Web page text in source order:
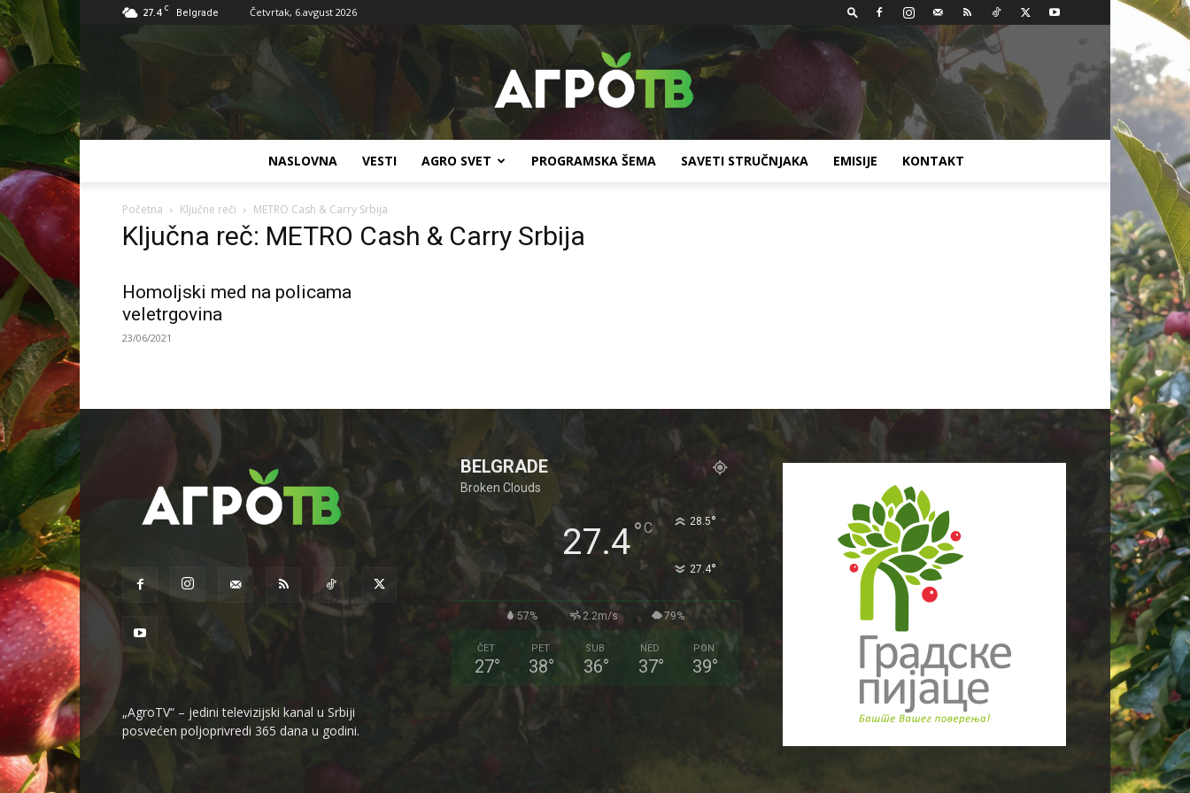
27.4 C Belgrade Četvrtak, 6.avgust 2026
NASLOVNA VESTI AGRO SVET PROGRAMSKA ŠEMA SAVETI STRUČNJAKA EMISIJE KONTAKT
Početna Ključne reči METRO Cash & Carry Srbija
Ključna reč: METRO Cash & Carry Srbija
Homoljski med na policama
veletrgovina
23/06/2021
„AgroTV“ – jedini televizijski kanal u Srbiji
posvećen poljoprivredi 365 dana u godini.
BELGRADE
Broken Clouds
27.4°C 28.5°
27.4°
57% 2.2m/s 79%
ČET
27°
PET
38°
SUB
36°
NED
37°
PON
39°